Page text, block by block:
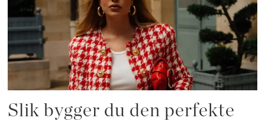
Slik bygger du den perfekte